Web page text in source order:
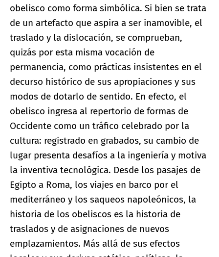
obelisco como forma simbólica. Si bien se trata
de un artefacto que aspira a ser inamovible, el
traslado y la dislocación, se comprueban,
quizás por esta misma vocación de
permanencia, como prácticas insistentes en el
decurso histórico de sus apropiaciones y sus
modos de dotarlo de sentido. En efecto, el
obelisco ingresa al repertorio de formas de
Occidente como un tráfico celebrado por la
cultura: registrado en grabados, su cambio de
lugar presenta desafíos a la ingeniería y motiva
la inventiva tecnológica. Desde los pasajes de
Egipto a Roma, los viajes en barco por el
mediterráneo y los saqueos napoleónicos, la
historia de los obeliscos es la historia de
traslados y de asignaciones de nuevos
emplazamientos. Más allá de sus efectos